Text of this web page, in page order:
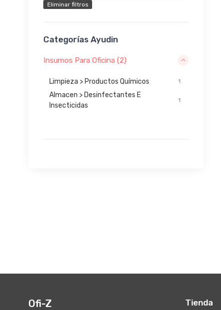
Eliminar filtros
Categorías Ayudin
Insumos Para Oficina (2)
Limpieza > Productos Químicos 1
Almacen > Desinfectantes E
Insecticidas
1
Ofi-Z Tienda